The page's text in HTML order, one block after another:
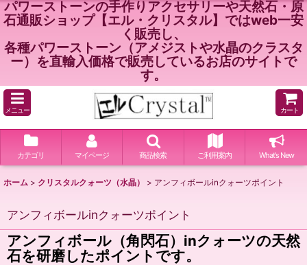
パワーストーンの手作りアクセサリーや天然石・原
石通販ショップ【エル・クリスタル】ではweb一安
く販売し、
各種パワーストーン（アメジストや水晶のクラスタ
ー）を直輸入価格で販売しているお店のサイトで
す。
メニュー カート
カテゴリ マイページ 商品検索 ご利用案内 What's New
ホーム > クリスタルクォーツ（水晶） > アンフィボールinクォーツポイント
アンフィボールinクォーツポイント
アンフィボール（角閃石）inクォーツの天然
石を研磨したポイントです。